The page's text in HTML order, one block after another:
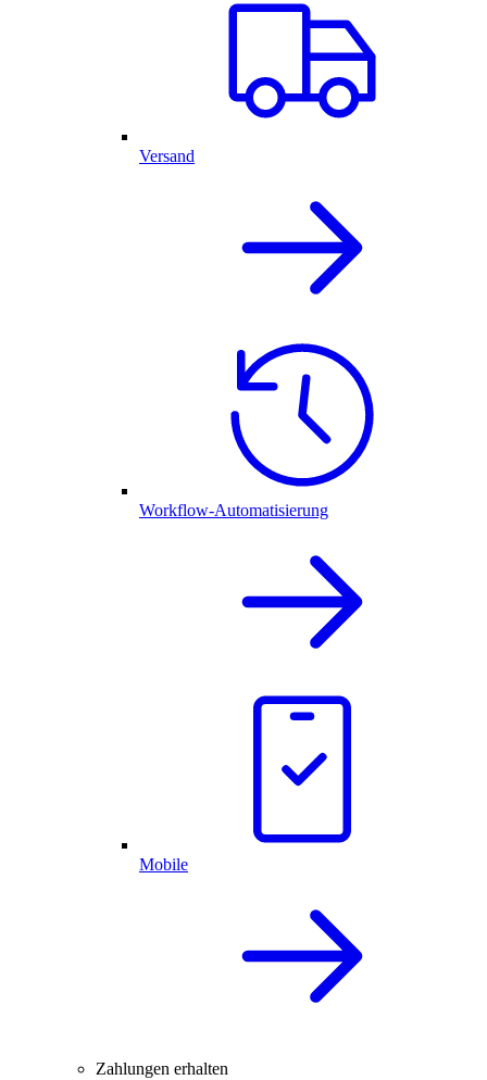
Versand
Workflow-Automatisierung
Mobile
Zahlungen erhalten